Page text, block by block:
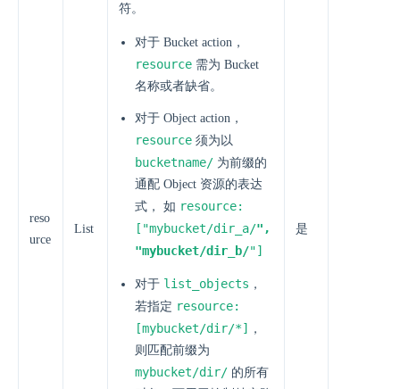
reso
urce
List
符。
对于 Bucket action，
resource 需为 Bucket
名称或者缺省。
对于 Object action，
resource 须为以
bucketname/ 为前缀的
通配 Object 资源的表达
式， 如 resource:
["mybucket/dir_a/",
"mybucket/dir_b/"]
对于 list_objects ，
若指定 resource:
[mybucket/dir/*]
，
则匹配前缀为
mybucket/dir/ 的所有
是